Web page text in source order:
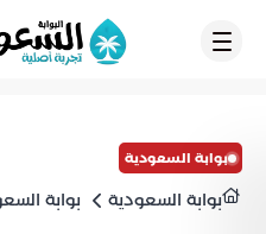
بوابة السعودية
بوابة السعودية بوابة